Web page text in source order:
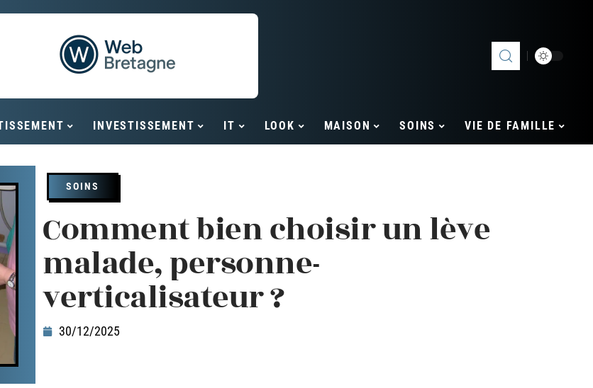
INVESTISSEMENT IT LOOK MAISON SOINS VIE DE FAMILLE
SOINS
Comment bien choisir un lève
malade, personne-
verticalisateur ?
30/12/2025